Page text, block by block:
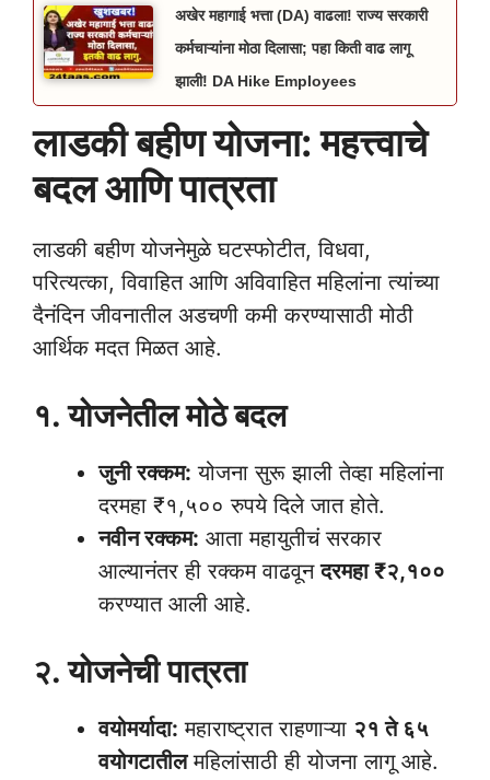
अखेर महागाई भत्ता (DA) वाढला! राज्य सरकारी
कर्मचाऱ्यांना मोठा दिलासा; पहा किती वाढ लागू
झाली! DA Hike Employees
लाडकी बहीण योजना: महत्त्वाचे
बदल आणि पात्रता
लाडकी बहीण योजनेमुळे घटस्फोटीत, विधवा,
परित्यत्का, विवाहित आणि अविवाहित महिलांना त्यांच्या
दैनंदिन जीवनातील अडचणी कमी करण्यासाठी मोठी
आर्थिक मदत मिळत आहे.
१. योजनेतील मोठे बदल
जुनी रक्कम: योजना सुरू झाली तेव्हा महिलांना
दरमहा ₹१,५०० रुपये दिले जात होते.
नवीन रक्कम: आता महायुतीचं सरकार
आल्यानंतर ही रक्कम वाढवूनदरमहा ₹२,१००
करण्यात आली आहे.
२. योजनेची पात्रता
वयोमर्यादा: महाराष्ट्रात राहणाऱ्या २१ ते ६५
वयोगटातीलमहिलांसाठी ही योजना लागू आहे.